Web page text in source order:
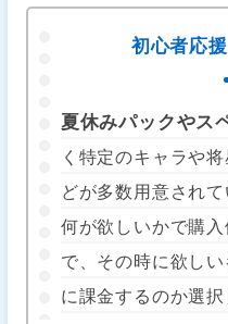
初心者応
夏休みパックやス
く特定のキャラや
どが多数用意されて
何が欲しいかで購
で、その時に欲し
に課金するのか選択